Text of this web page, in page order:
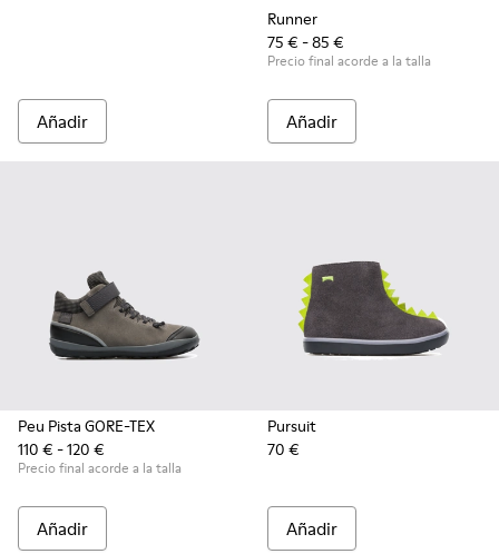
Añadir
Runner
75 € - 85 €
Precio final acorde a la talla
Añadir
Peu Pista GORE-TEX
110 € - 120 €
Precio final acorde a la talla
Añadir
Pursuit
70 €
Añadir